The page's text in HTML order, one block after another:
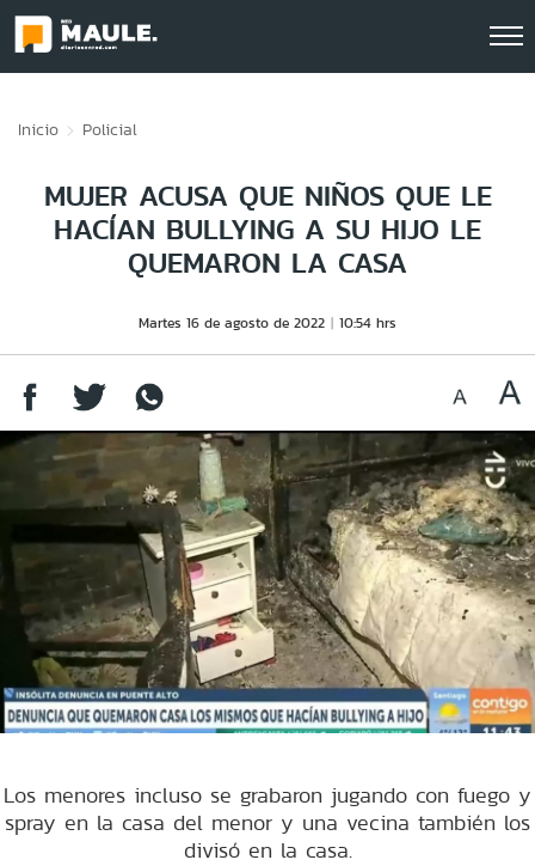
Inicio Policial
MUJER ACUSA QUE NIÑOS QUE LE
HACÍAN BULLYING A SU HIJO LE
QUEMARON LA CASA
Martes 16 de agosto de 2022 10:54 hrs
Los menores incluso se grabaron jugando con fuego y
spray en la casa del menor y una vecina también los
divisó en la casa.